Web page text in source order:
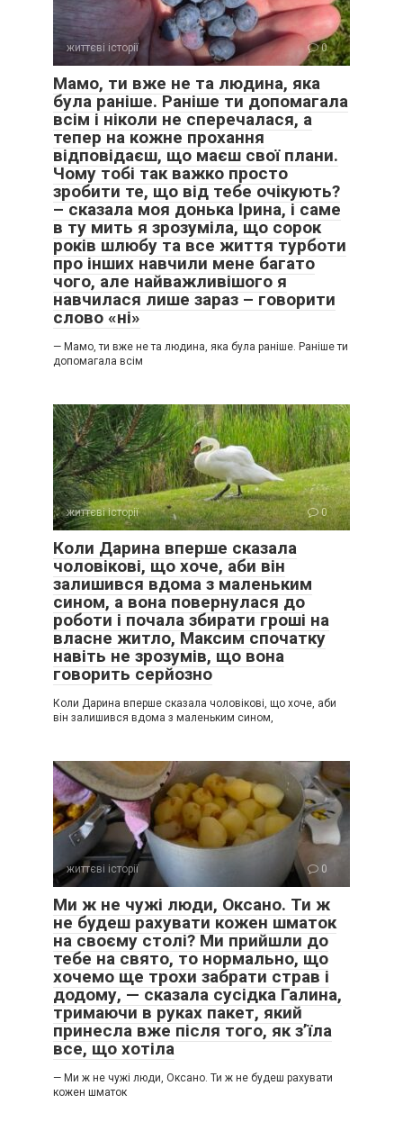
життєві історії 0
Мамо, ти вже не та людина, яка
була раніше. Раніше ти допомагала
всім і ніколи не сперечалася, а
тепер на кожне прохання
відповідаєш, що маєш свої плани.
Чому тобі так важко просто
зробити те, що від тебе очікують?
– сказала моя донька Ірина, і саме
в ту мить я зрозуміла, що сорок
років шлюбу та все життя турботи
про інших навчили мене багато
чого, але найважливішого я
навчилася лише зараз – говорити
слово «ні»
— Мамо, ти вже не та людина, яка була раніше. Раніше ти
допомагала всім
життєві історії 0
Коли Дарина вперше сказала
чоловікові, що хоче, аби він
залишився вдома з маленьким
сином, а вона повернулася до
роботи і почала збирати гроші на
власне житло, Максим спочатку
навіть не зрозумів, що вона
говорить серйозно
Коли Дарина вперше сказала чоловікові, що хоче, аби
він залишився вдома з маленьким сином,
життєві історії 0
Ми ж не чужі люди, Оксано. Ти ж
не будеш рахувати кожен шматок
на своєму столі? Ми прийшли до
тебе на свято, то нормально, що
хочемо ще трохи забрати страв і
додому, — сказала сусідка Галина,
тримаючи в руках пакет, який
принесла вже після того, як з’їла
все, що хотіла
— Ми ж не чужі люди, Оксано. Ти ж не будеш рахувати
кожен шматок